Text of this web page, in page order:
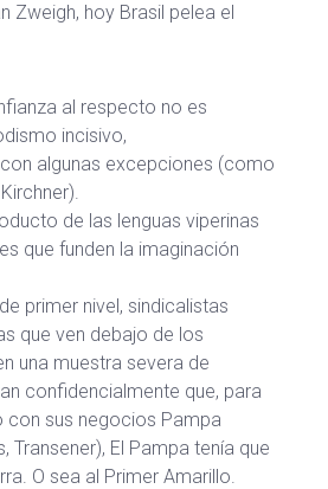
Zweigh, hoy Brasil pelea el
al respecto no es
incisivo,
algunas excepciones (como
de las lenguas viperinas
que funden la imaginación
primer nivel, sindicalistas
que ven debajo de los
una muestra severa de
confidencialmente que, para
con sus negocios Pampa
Transener), El Pampa tenía que
O sea al Primer Amarillo.